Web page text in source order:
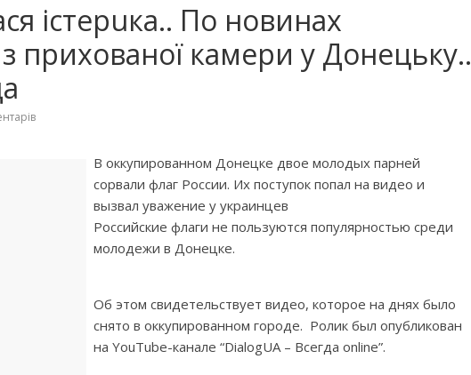
iстeрuкa.. По новинах
пpиxoвaнoї кaмepи y Дoнeцькy..
В оккупированном Донецке двое молодых парней
сорвали флаг России. Их поступок попал на видео и
вызвал уважение у украинцев
Российские флаги не пользуются популярностью среди
молодежи в Донецке.
Об этом свидетельствует видео, которое на днях было
снято в оккупированном городе. Ролик был опубликован
на YouTube-канале “DialogUA – Всегда online”.